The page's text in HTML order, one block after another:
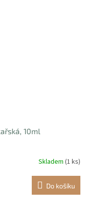
10ml
Skladem (1 ks)
Do košíku